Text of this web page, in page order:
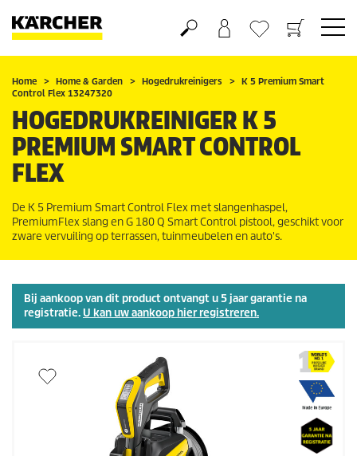
Boodschappenmandje
Verlanglijstje
Home Home & Garden Hogedrukreinigers
K 5 Premium Smart
Control Flex 13247320
HOGEDRUKREINIGER K 5
PREMIUM SMART CONTROL
FLEX
De K 5 Premium Smart Control Flex met slangenhaspel,
PremiumFlexslang en G 180 Q Smart Control pistool, geschikt voor
zware vervuiling op terrassen, tuinmeubelen en auto's.
Bij aankoop van dit product ontvangt u 5 jaar garantie na
registratie.U kan uw aankoop hier registreren.